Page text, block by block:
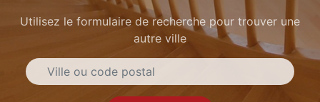
Utilisez le formulaire de recherche pour trouver une
autre ville